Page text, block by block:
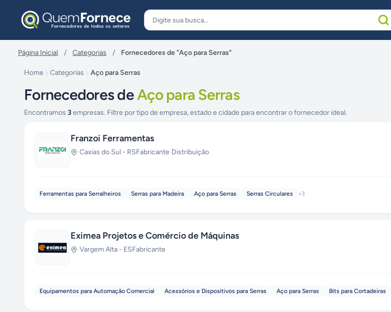
Página Inicial / Categorias / Fornecedores de "Aço para Serras"
Home Categorias Aço para Serras
Fornecedores deAço para Serras
Encontramos 3 empresas. Filtre por tipo de empresa, estado e cidade para encontrar o fornecedor ideal.
Franzoi Ferramentas
Caxias do Sul - RSFabricante·Distribuição
Ferramentas para Serralheiros Serras para Madeira Aço para Serras Serras Circulares +3
Eximea Projetos e Comércio de Máquinas
Vargem Alta - ESFabricante
Equipamentos para Automação Comercial Acessórios e Dispositivos para Serras Aço para Serras Bits para Cortadeiras